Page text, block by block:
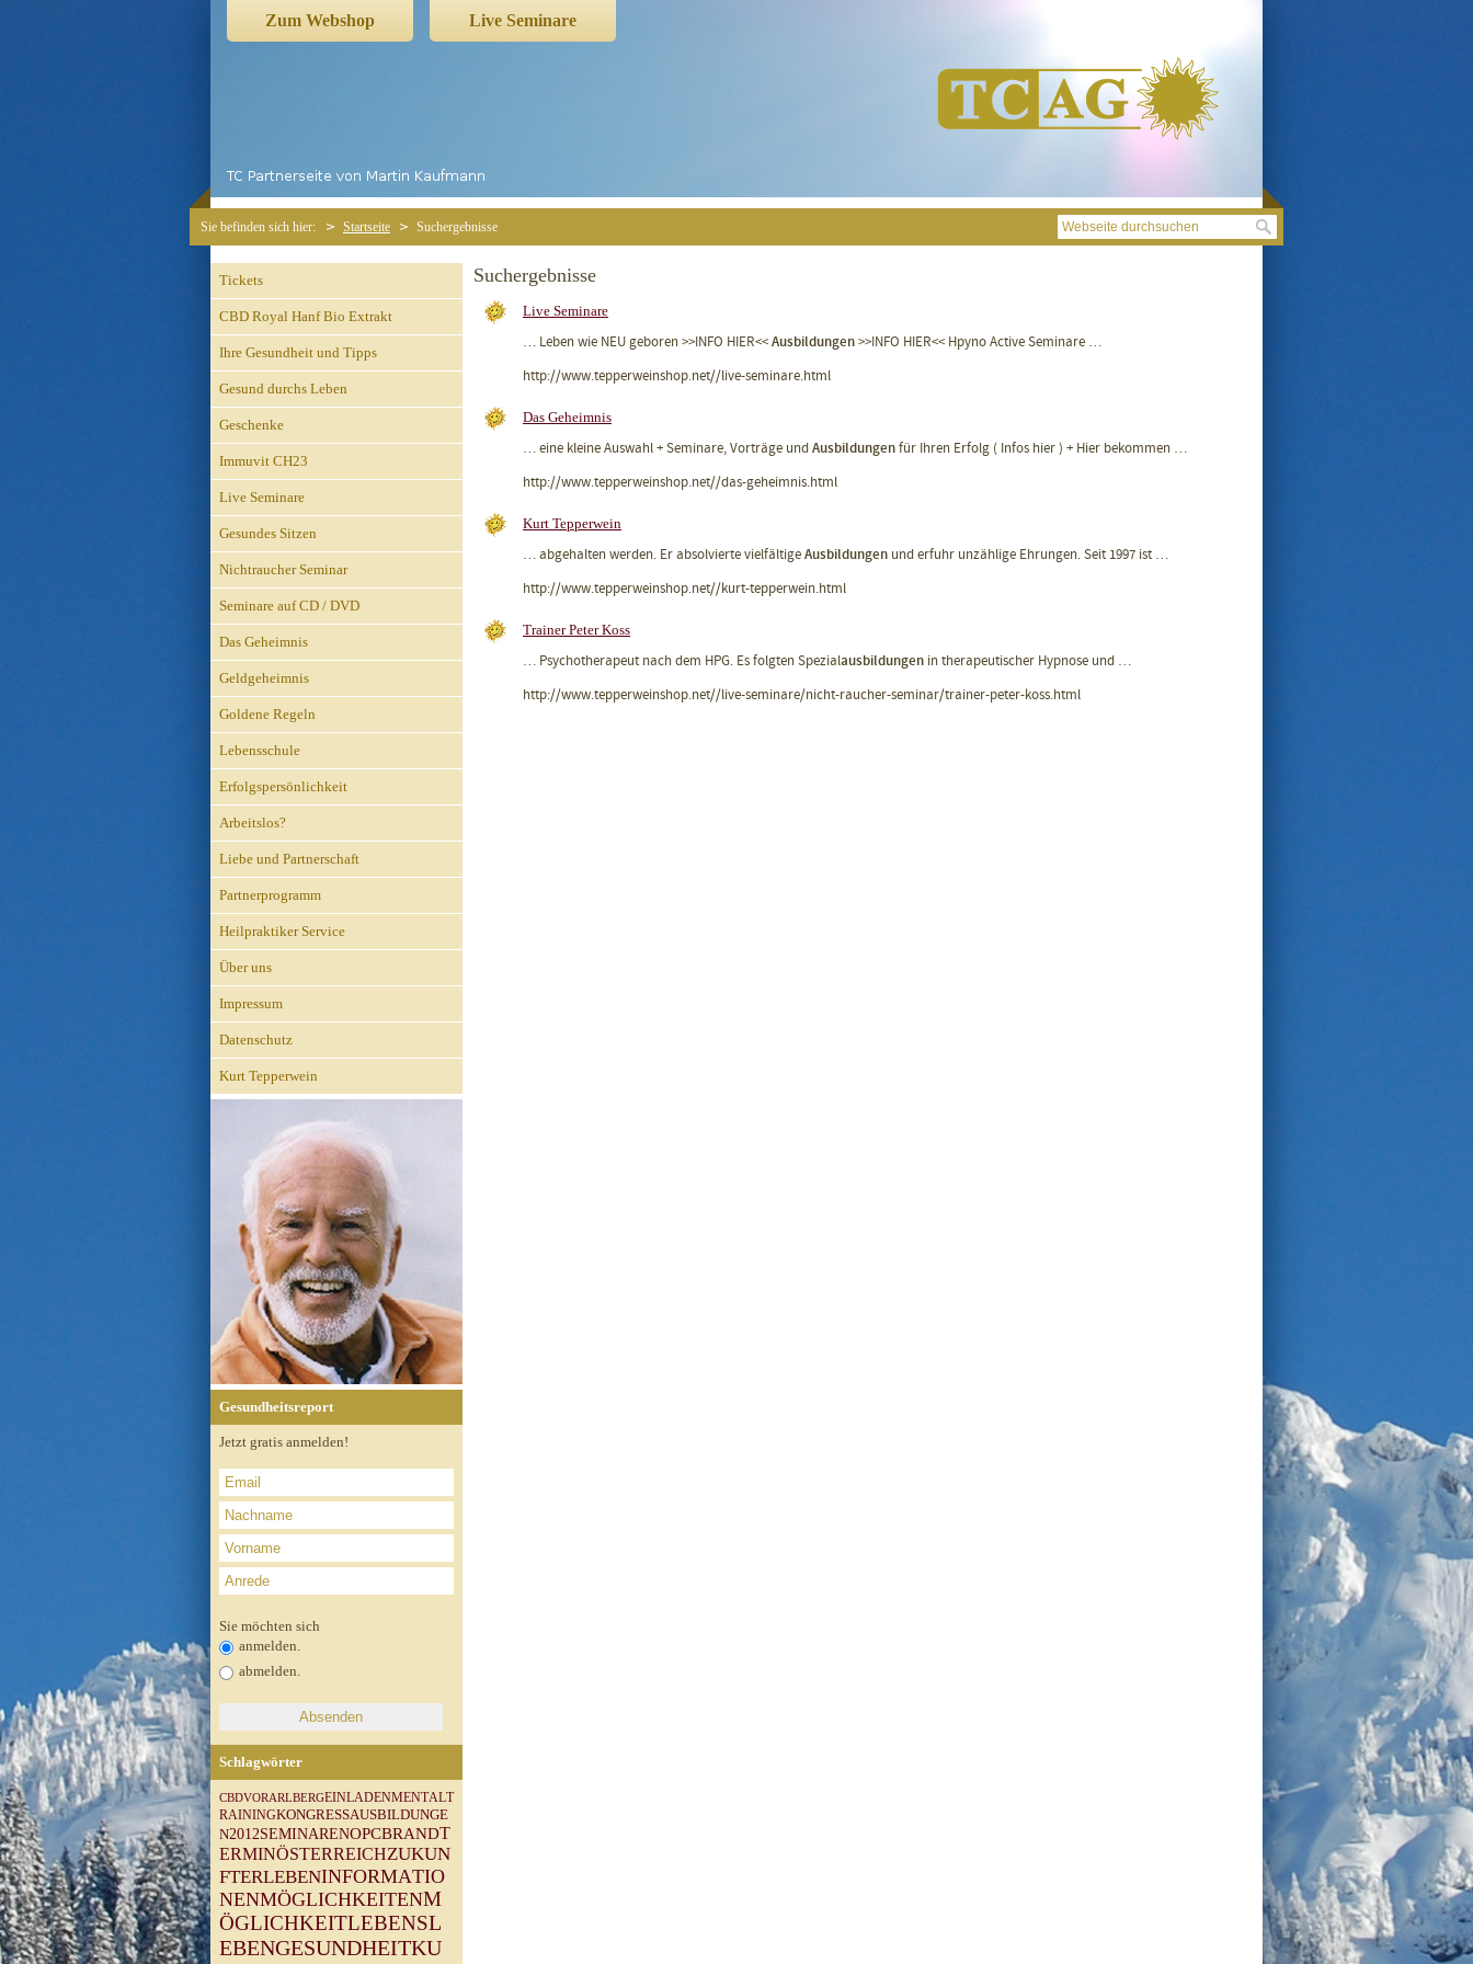
Zum Webshop Live Seminare
Sie befinden sich hier: Startseite Suchergebnisse
Tickets
CBD Royal Hanf Bio Extrakt
Ihre Gesundheit und Tipps
Gesund durchs Leben
Geschenke
Immuvit CH23
Live Seminare
Gesundes Sitzen
Nichtraucher Seminar
Seminare auf CD / DVD
Das Geheimnis
Geldgeheimnis
Goldene Regeln
Lebensschule
Erfolgspersönlichkeit
Arbeitslos?
Liebe und Partnerschaft
Partnerprogramm
Heilpraktiker Service
Über uns
Impressum
Datenschutz
Kurt Tepperwein
Gesundheitsreport
Jetzt gratis anmelden!
Sie möchten sich
anmelden.
abmelden.
Schlagwörter
CBDVORARLBERGEINLADENMENTALT
RAININGKONGRESSAUSBILDUNGE
N2012SEMINARENOPCBRANDT
ERMINÖSTERREICHZUKUN
FTERLEBENINFORMATIO
NENMÖGLICHKEITENM
ÖGLICHKEITLEBENSL
EBENGESUNDHEITKU
Suchergebnisse
Live Seminare
… Leben wie NEU geboren >>INFO HIER<<Ausbildungen>>INFO HIER<< Hpyno Active Seminare …
http://www.tepperweinshop.net//live-seminare.html
Das Geheimnis
… eine kleine Auswahl + Seminare, Vorträge undAusbildungenfür Ihren Erfolg ( Infos hier ) + Hier bekommen …
http://www.tepperweinshop.net//das-geheimnis.html
Kurt Tepperwein
… abgehalten werden. Er absolvierte vielfältigeAusbildungen und erfuhr unzählige Ehrungen. Seit 1997 ist …
http://www.tepperweinshop.net//kurt-tepperwein.html
Trainer Peter Koss
… Psychotherapeut nach dem HPG. Es folgten Spezialausbildungen in therapeutischer Hypnose und …
http://www.tepperweinshop.net//live-seminare/nicht-raucher-seminar/trainer-peter-koss.html